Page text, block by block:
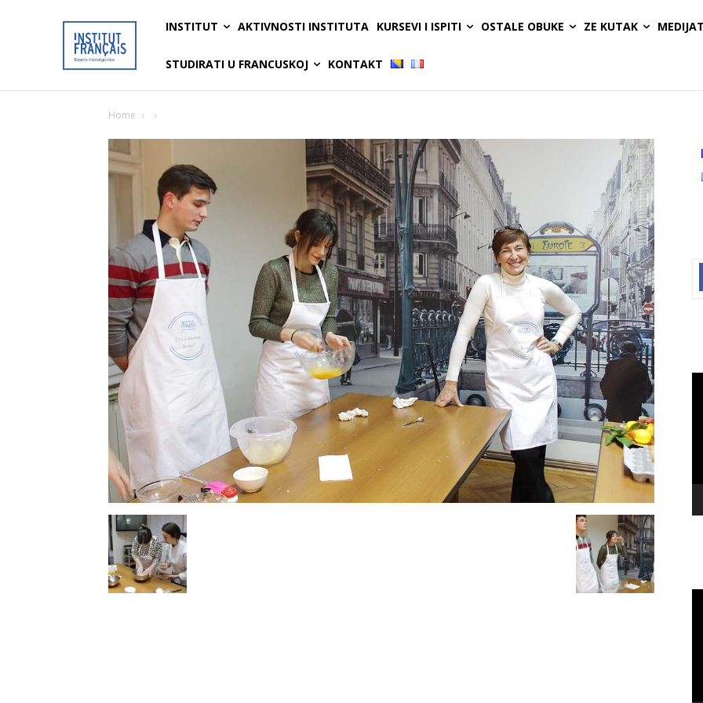
INSTITUT AKTIVNOSTI INSTITUTA KURSEVI I ISPITI OSTALE OBUKE ZE KUTAK
STUDIRATI U FRANCUSKOJ KONTAKT
Home